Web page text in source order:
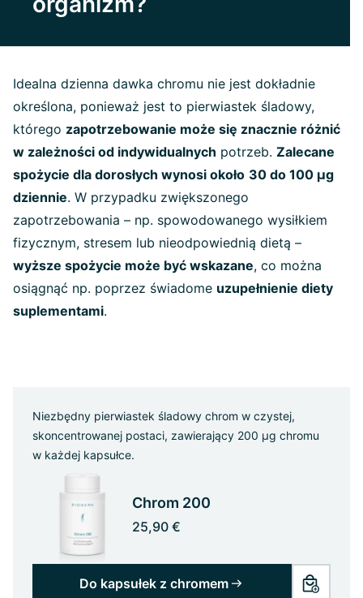
Idealna dzienna dawka chromu nie jest dokładnie
określona, ponieważ jest to pierwiastek śladowy,
którego zapotrzebowanie może się znacznie różnić
w zależności od indywidualnych potrzeb. Zalecane
spożycie dla dorosłych wynosi około 30 do 100 µg
dziennie. W przypadku zwiększonego
zapotrzebowania – np. spowodowanego wysiłkiem
fizycznym, stresem lub nieodpowiednią dietą –
wyższe spożycie może być wskazane, co można
osiągnąć np. poprzez świadome uzupełnienie diety
suplementami.
Niezbędny pierwiastek śladowy chrom w czystej,
skoncentrowanej postaci, zawierający 200 µg chromu
w każdej kapsułce.
Chrom 200
25,90 €
Do kapsułek z chromem